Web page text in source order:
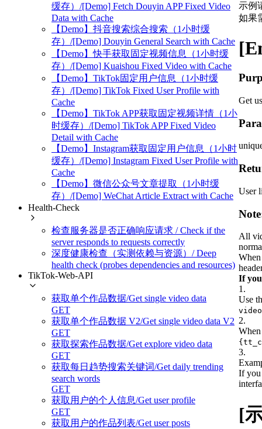
缓存）/[Demo] Fetch Douyin APP Fixed Video
Data with Cache
【Demo】抖音搜索综合搜索（1小时缓
存）/[Demo] Douyin General Search with Cache
【Demo】快手获取固定视频信息（1小时缓
存）/[Demo] Kuaishou Fixed Video with Cache
【Demo】TikTok固定用户信息（1小时缓
存）/[Demo] TikTok Fixed User Profile with
Cache
【Demo】TikTok APP获取固定视频详情（1小
时缓存）/[Demo] TikTok APP Fixed Video
Detail with Cache
【Demo】Instagram获取固定用户信息（1小时
缓存）/[Demo] Instagram Fixed User Profile with
Cache
【Demo】微信公众号文章提取（1小时缓
存）/[Demo] WeChat Article Extract with Cache
Health-Check
检查服务器是否正确响应请求 / Check if the
server responds to requests correctly
深度健康检查（实测依赖与资源）/ Deep
health check (probes dependencies and resources)
TikTok-Web-API
获取单个作品数据/Get single video data
GET
获取单个作品数据 V2/Get single video data V2
GET
获取探索作品数据/Get explore video data
GET
获取每日趋势搜索关键词/Get daily trending
search words
GET
获取用户的个人信息/Get user profile
GET
获取用户的作品列表/Get user posts
示例
如果
Get
User
All
If
1 .
Use
2.
3.
If you
[